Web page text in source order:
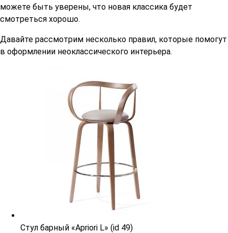
можете быть уверены, что новая классика будет
смотреться хорошо.
Давайте рассмотрим несколько правил, которые помогут
в оформлении неоклассического интерьера.
Стул барный «Apriori L» (id 49)